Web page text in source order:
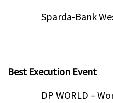
Sparda-Bank
Best Execution Event
DP WORLD –